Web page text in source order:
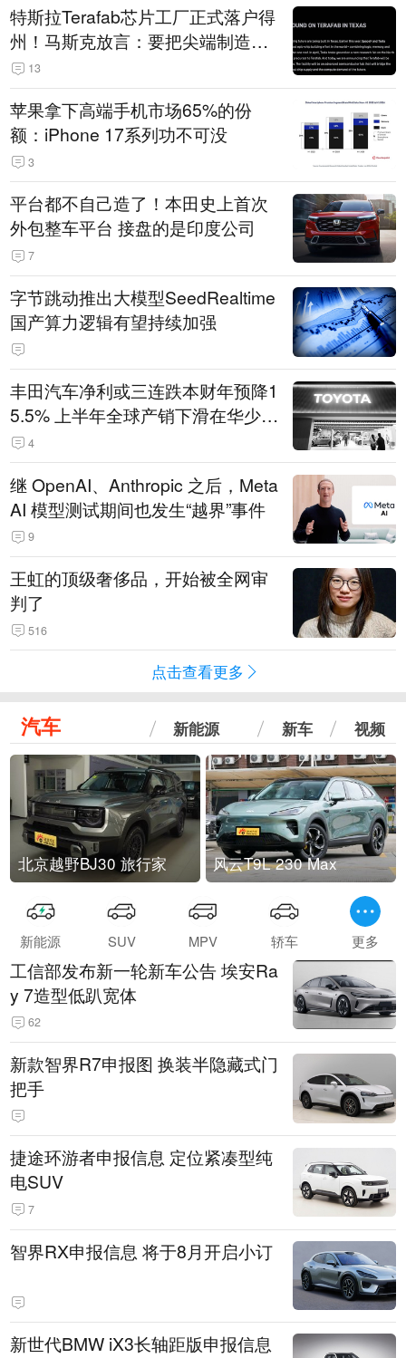
特斯拉Terafab芯片工厂正式落户得
州！马斯克放言：要把尖端制造带
回美国
13
苹果拿下高端手机市场65%的份
额：iPhone 17系列功不可没
3
平台都不自己造了！本田史上首次
外包整车平台 接盘的是印度公司
7
字节跳动推出大模型SeedRealtime
国产算力逻辑有望持续加强
丰田汽车净利或三连跌本财年预降1
5.5% 上半年全球产销下滑在华少卖
14.3万辆
4
继 OpenAI、Anthropic 之后，Meta
AI 模型测试期间也发生“越界”事件
9
王虹的顶级奢侈品，开始被全网审
判了
516
点击查看更多
汽车 新能源 新车 视频
北京越野BJ30 旅行家 风云T9L 230 Max
新能源 SUV MPV 轿车 更多
工信部发布新一轮新车公告 埃安Ra
y 7造型低趴宽体
62
新款智界R7申报图 换装半隐藏式门
把手
捷途环游者申报信息 定位紧凑型纯
电SUV
7
智界RX申报信息 将于8月开启小订
新世代BMW iX3长轴距版申报信息